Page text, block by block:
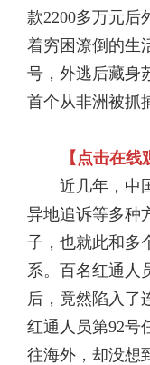
款2200多万元后
着穷困潦倒的生
号，外逃后藏身
首个从非洲被抓
【点击在
近几年，中国
异地追诉等多种
子，也就此和多
系。百名红通人
后，竟然陷入了
红通人员第92号
往海外，却没想